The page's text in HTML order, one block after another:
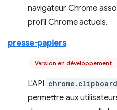
navigateur Chrome
profil Chrome actuels.
presse-papiers
Version en développement
L'API chrome.clipboard
permettre aux